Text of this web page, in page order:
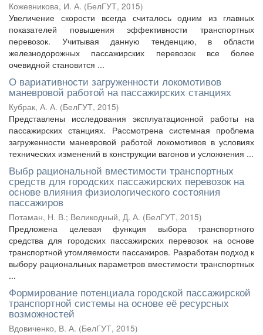
Кожевникова, И. А. (БелГУТ, 2015)
Увеличение скорости всегда считалось одним из главных
показателей повышения эффективности транспортных
перевозок. Учитывая данную тенденцию, в области
железнодорожных пассажирских перевозок все более
очевидной становится ...
О вариативности загруженности локомотивов
маневровой работой на пассажирских станциях
Кубрак, А. А. (БелГУТ, 2015)
Представлены исследования эксплуатационной работы на
пассажирских станциях. Рассмотрена системная проблема
загруженности маневровой работой локомотивов в условиях
технических изменений в конструкции вагонов и усложнения ...
Выбр рациональной вместимости транспортных
средств для городских пассажирских перевозок на
основе влияния физиологического состояния
пассажиров
Потаман, Н. В.; Великодный, Д. А. (БелГУТ, 2015)
Предложена целевая функция выбора транспортного
средства для городских пассажирских перевозок на основе
транспортной утомляемости пассажиров. Разработан подход к
выбору рациональных параметров вместимости транспортных
...
Формирование потенциала городской пассажирской
транспортной системы на основе её ресурсных
возможностей
Вдовиченко, В. А. (БелГУТ, 2015)